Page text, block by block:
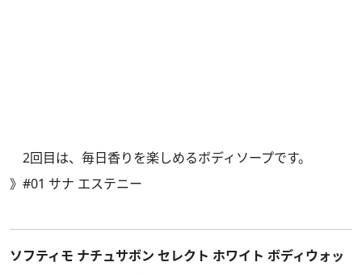
2回目は、毎日香りを楽しめるボディソープです。
》 #01 サナ エステニー
ソフティモ ナチュサボン セレクト ホワイト ボディウォッ